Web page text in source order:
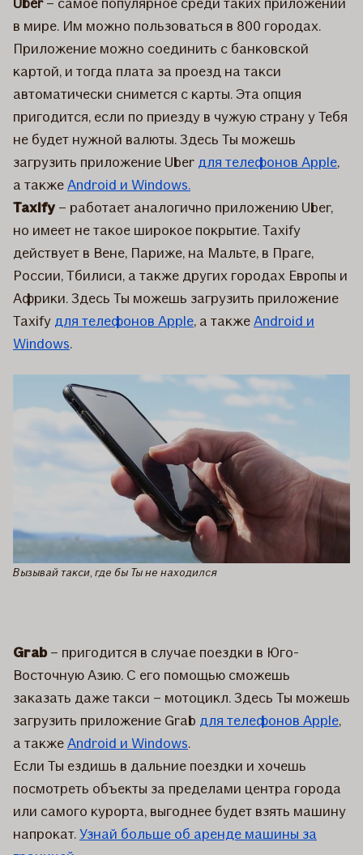
в мире. Им можно пользоваться в 800 городах.
Приложение можно соединить с банковской
картой, и тогда плата за проезд на такси
автоматически снимется с карты. Эта опция
пригодится, если по приезду в чужую страну у Тебя
не будет нужной валюты. Здесь Ты можешь
загрузить приложение Uber для телефонов Apple,
а такжеAndroid и Windows.
Taxify– работает аналогично приложению Uber,
но имеет не такое широкое покрытие. Taxify
действует в Вене, Париже, на Мальте, в Праге,
России, Тбилиси, а также других городах Европы и
Африки. Здесь Ты можешь загрузить приложение
Taxify для телефонов Apple, а такжеAndroid и
Windows.
Вызывай такси, где бы Ты не находился
Grab– пригодится в случае поездки в Юго-
Восточную Азию. С его помощью сможешь
заказать даже такси – мотоцикл. Здесь Ты можешь
загрузить приложение Grab для телефонов Apple,
а такжеAndroid и Windows.
Если Ты ездишь в дальние поездки и хочешь
посмотреть объекты за пределами центра города
или самого курорта, выгоднее будет взять машину
напрокат.Узнай больше об аренде машины за